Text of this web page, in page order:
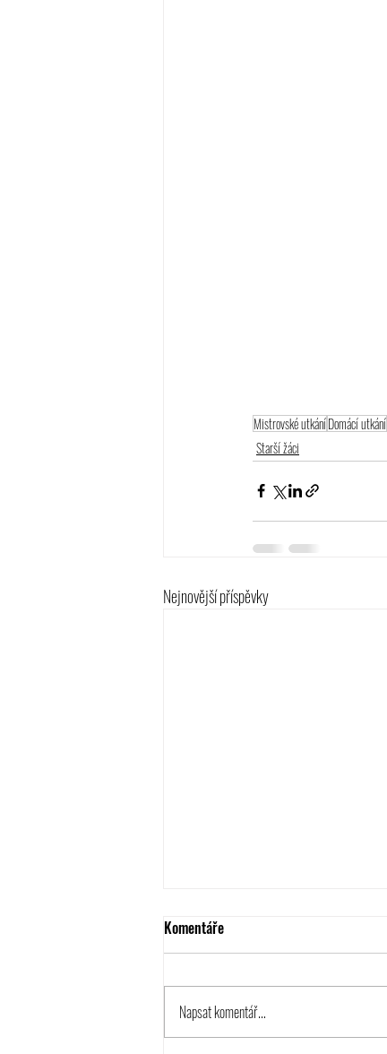
Mistrovské utkáníDomácí utkání
Starší žáci
Nejnovější příspěvky
Komentáře
Napsat komentář...